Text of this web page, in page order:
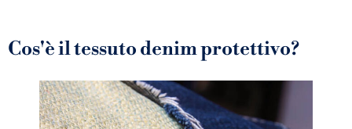
Cos'è il tessuto denim protettivo?